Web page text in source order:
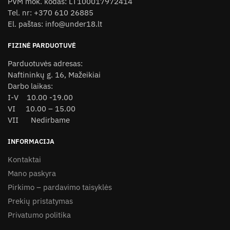
chosen
on
the
product
Tel. nr: +370 610 26885
El. paštas: info@under18.lt
FIZINĖ PARDUOTUVĖ
Parduotuvės adresas:
Naftininkų g. 16, Mažeikiai
Darbo laikas:
I-V 10.00 -19.00
VI 10.00 – 15.00
VII Nedirbame
INFORMACIJA
Kontaktai
Mano paskyra
Pirkimo – pardavimo taisyklės
Prekių pristatymas
Privatumo politika